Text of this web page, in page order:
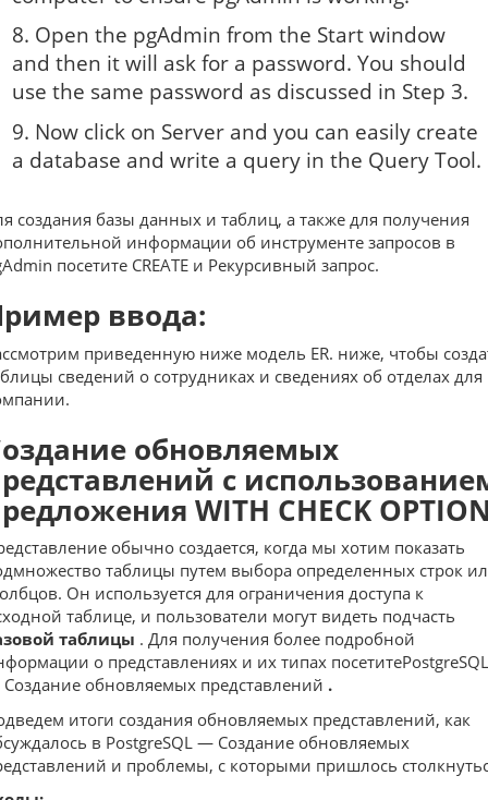
8. Open the pgAdmin from the Start window
and then it will ask for a password. You should
use the same password as discussed in Step 3.
9. Now click on Server and you can easily create
a database and write a query in the Query Tool.
создания базы данных и таблиц, а также для получения
информации об инструменте запросов в
посетите CREATE и Рекурсивный запрос.
ввода:
приведенную ниже модель ER. ниже, чтобы
сведений о сотрудниках и сведениях об отделах для
обновляемых
с
WITH CHECK
обычно создается, когда мы хотим показать
таблицы путем выбора определенных строк
Он используется для ограничения доступа к
таблице, и пользователи могут видеть подчасть
таблицы . Для получения более подробной
о представлениях и их типах посетитеPostgreSQL
обновляемых представлений .
итоги создания обновляемых представлений, как
в PostgreSQL — Создание обновляемых
и проблемы, с которыми пришлось